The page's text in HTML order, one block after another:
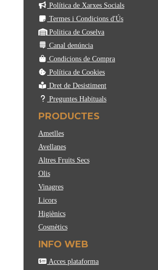
Política de Xarxes Socials
Termes i Condicions d'Ús
Politica de Coselva
Canal denúncia
Condicions de Compra
Política de Cookies
Dret de Desistiment
Preguntes Habituals
PRODUCTES
Ametlles
Avellanes
Altres Fruits Secs
Olis
Vinagres
Licors
Higiènics
Cosmètics
INFO WEB
Acces plataforma